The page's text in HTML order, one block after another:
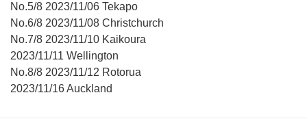
No.5/8 2023/11/06 Tekapo
No.6/8 2023/11/08 Christchurch
No.7/8 2023/11/10 Kaikoura
2023/11/11 Wellington
No.8/8 2023/11/12 Rotorua
2023/11/16 Auckland